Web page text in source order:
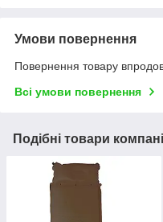
Умови повернення
Повернення товару
Всі умови повернення
Подібні товари